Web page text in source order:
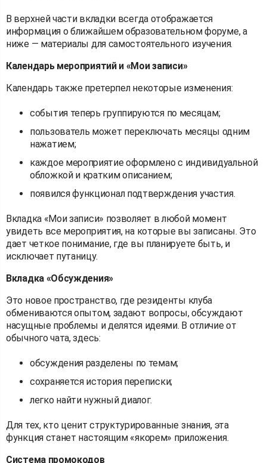
В верхней части вкладки всегда отображается
информация о ближайшем образовательном форуме, а
ниже — материалы для самостоятельного изучения.
Календарь мероприятий и «Мои записи»
Календарь также претерпел некоторые изменения:
события теперь группируются по месяцам;
пользователь может переключать месяцы одним
нажатием;
каждое мероприятие оформлено с индивидуальной
обложкой и кратким описанием;
появился функционал подтверждения участия.
Вкладка «Мои записи» позволяет в любой момент
увидеть все мероприятия, на которые вы записаны. Это
дает четкое понимание, где вы планируете быть, и
исключает путаницу.
Вкладка «Обсуждения»
Это новое пространство, где резиденты клуба
обмениваются опытом, задают вопросы, обсуждают
насущные проблемы и делятся идеями. В отличие от
обычного чата, здесь:
обсуждения разделены по темам;
сохраняется история переписки;
легко найти нужный диалог.
Для тех, кто ценит структурированные знания, эта
функция станет настоящим «якорем» приложения.
Система промокодов